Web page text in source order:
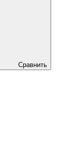
Сравнить